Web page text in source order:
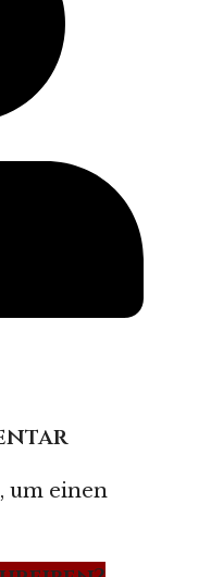
um einen